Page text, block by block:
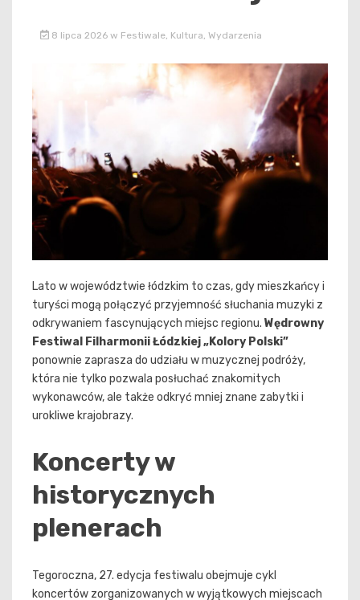
8 lipca 2026 w Festiwale, Kultura Wydarzenia
Lato w województwie łódzkim to czas, gdy mieszkańcy i
turyści mogą połączyć przyjemność słuchania muzyki z
odkrywaniem fascynujących miejsc regionu. Wędrowny
Festiwal Filharmonii Łódzkiej „Kolory Polski”
ponownie zaprasza do udziału w muzycznej podróży,
która nie tylko pozwala posłuchać znakomitych
wykonawców, ale także odkryć mniej znane zabytki i
urokliwe krajobrazy.
Koncerty w
historycznych
plenerach
Tegoroczna, 27. edycja festiwalu obejmuje cykl
koncertów zorganizowanych w wyjątkowych miejscach